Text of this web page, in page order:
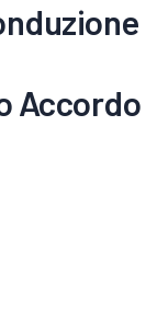
Accordo